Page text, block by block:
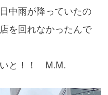
中雨が降っていたの
を回れなかったんで
いと！！ M.M.